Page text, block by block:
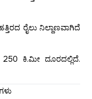
ರೈಲು ನಿಲ್ದಾಣವಾಗಿದೆ
ಕಿ.ಮೀ ದೂರದಲ್ಲಿದೆ.